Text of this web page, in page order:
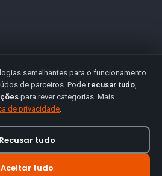
semelhantes para o funcionamento
de parceiros. Pode recusar tudo,
para rever categorias. Mais
de privacidade.
Recusar tudo
Aceitar tudo